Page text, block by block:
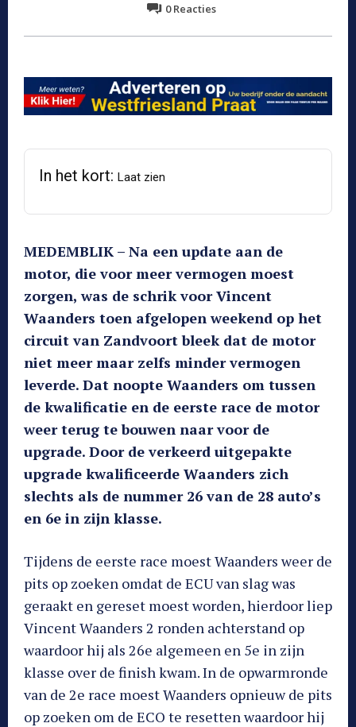
0Reacties
In het kort: Laat zien
MEDEMBLIK – Na een update aan de
motor, die voor meer vermogen moest
zorgen, was de schrik voor Vincent
Waanders toen afgelopen weekend op het
circuit van Zandvoort bleek dat de motor
niet meer maar zelfs minder vermogen
leverde. Dat noopte Waanders om tussen
de kwalificatie en de eerste race de motor
weer terug te bouwen naar voor de
upgrade. Door de verkeerd uitgepakte
upgrade kwalificeerde Waanders zich
slechts als de nummer 26 van de 28 auto’s
en 6e in zijn klasse.
Tijdens de eerste race moest Waanders weer de
pits op zoeken omdat de ECU van slag was
geraakt en gereset moest worden, hierdoor liep
Vincent Waanders 2 ronden achterstand op
waardoor hij als 26e algemeen en 5e in zijn
klasse over de finish kwam. In de opwarmronde
van de 2e race moest Waanders opnieuw de pits
op zoeken om de ECO te resetten waardoor hij